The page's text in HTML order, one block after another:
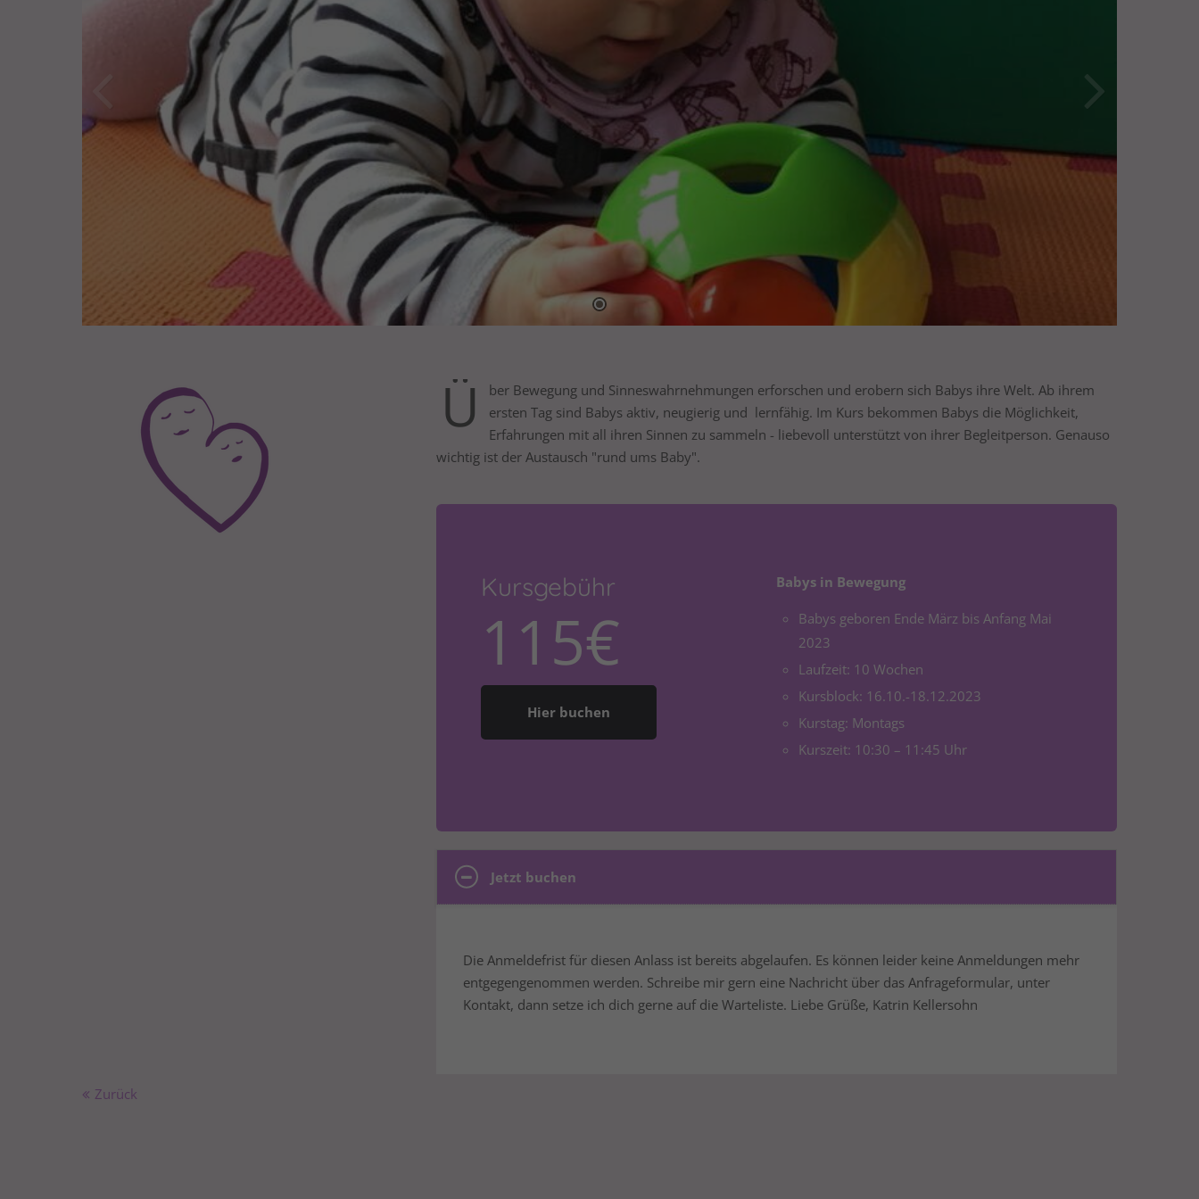
Ü
ber Bewegung und Sinneswahrnehmungen erforschen und erobern sich Babys ihre Welt. Ab ihrem
ersten Tag sind Babys aktiv, neugierig und lernfähig. Im Kurs bekommen Babys die Möglichkeit,
Erfahrungen mit all ihren Sinnen zu sammeln - liebevoll unterstützt von ihrer Begleitperson. Genauso
wichtig ist der Austausch "rund ums Baby".
Kursgebühr
115€
Hier buchen
Babys in Bewegung
Babys geboren Ende März bis Anfang Mai
2023
Laufzeit: 10 Wochen
Kursblock: 16.10.-18.12.2023
Kurstag: Montags
Kurszeit: 10:30 – 11:45 Uhr
Jetzt buchen
Die Anmeldefrist für diesen Anlass ist bereits abgelaufen. Es können leider keine Anmeldungen mehr
entgegengenommen werden. Schreibe mir gern eine Nachricht über das Anfrageformular, unter
Kontakt, dann setze ich dich gerne auf die Warteliste. Liebe Grüße, Katrin Kellersohn
Zurück